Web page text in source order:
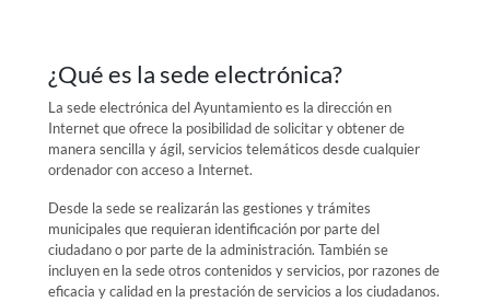
¿Qué es la sede electrónica?
La sede electrónica del Ayuntamiento es la dirección en
Internet que ofrece la posibilidad de solicitar y obtener de
manera sencilla y ágil, servicios telemáticos desde cualquier
ordenador con acceso a Internet.
Desde la sede se realizarán las gestiones y trámites
municipales que requieran identificación por parte del
ciudadano o por parte de la administración. También se
incluyen en la sede otros contenidos y servicios, por razones de
eficacia y calidad en la prestación de servicios a los ciudadanos.